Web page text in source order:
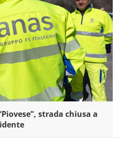
strada chiusa a